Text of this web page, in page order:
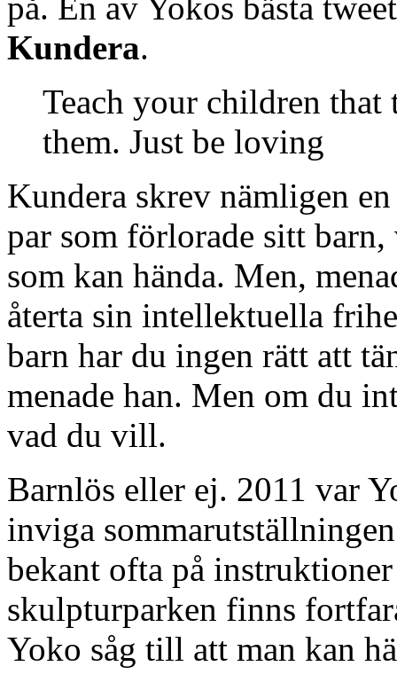
Kundera.
Teach your children
them. Just be loving
Kundera skrev nämligen
par som förlorade sitt
som kan hända. Men,
återta sin intellektuella
barn har du ingen rätt att
menade han. Men om du
vad du vill.
Barnlös eller ej. 2011 var
inviga
bekant ofta på
skulpturparken finns
Yoko såg till att man kan